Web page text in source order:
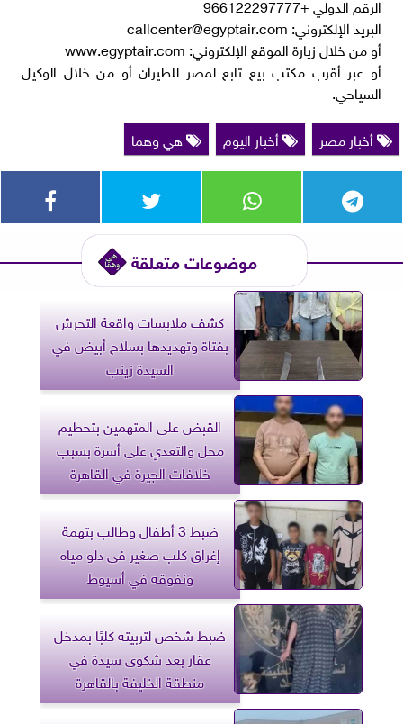
الرقم الدولي +966122297777
البريد الإلكتروني: callcenter@egyptair.com
أو من خلال زيارة الموقع الإلكتروني: www.egyptair.com
أو عبر أقرب مكتب بيع تابع لمصر للطيران أو من خلال الوكيل
السياحي.
أخبار مصر
أخبار اليوم هي وهما
موضوعات متعلقة
كشف ملابسات واقعة التحرش
بفتاة وتهديدها بسلاح أبيض في
السيدة زينب
القبض على المتهمين بتحطيم
محل والتعدي على أسرة بسبب
خلافات الجيرة في القاهرة
ضبط 3 أطفال وطالب بتهمة
إغراق كلب صغير فى دلو مياه
ونفوقه في أسيوط
ضبط شخص لتربيته كلبًا بمدخل
عقار بعد شكوى سيدة في
منطقة الخليفة بالقاهرة